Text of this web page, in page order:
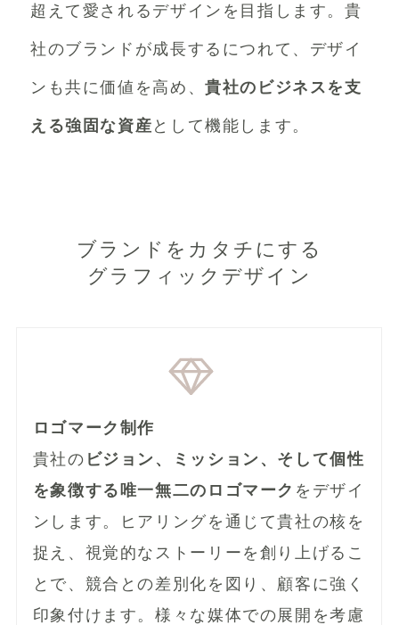
超えて愛されるデザインを目指します。貴
社のブランドが成長するにつれて、デザイ
ンも共に価値を高め、貴社のビジネスを支
える強固な資産 として機能します。
ブランドをカタチにする
グラフィックデザイン
ロゴマーク制作
貴社の ビジョン、ミッション、そして個性
を象徴する唯一無二のロゴマーク をデザイ
ンします。ヒアリングを通じて貴社の核を
捉え、視覚的なストーリーを創り上げるこ
とで、競合との差別化を図り、顧客に強く
印象付けます。様々な媒体での展開を考慮